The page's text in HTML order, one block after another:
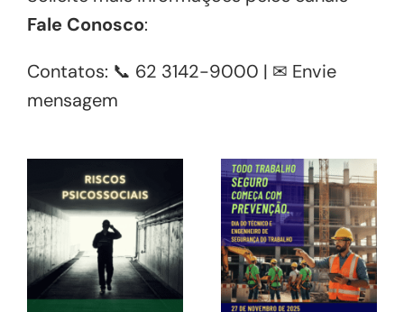
Fale Conosco:
Contatos: 📞 62 3142-9000 | ✉ Envie
mensagem